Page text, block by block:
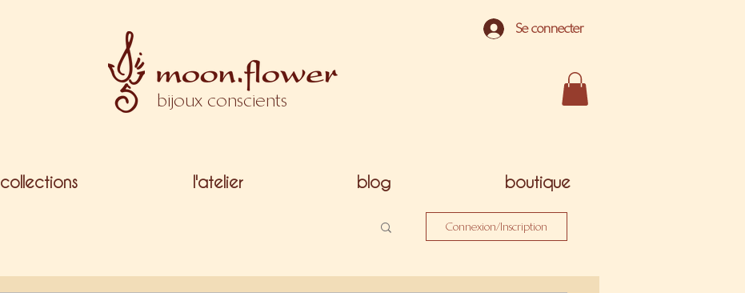
Se connecter
bijoux conscients
collections l'atelier blog boutique
Connexion/Inscription